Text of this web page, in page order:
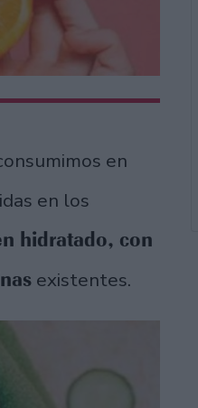
en
en los
hidratado, con
existentes.